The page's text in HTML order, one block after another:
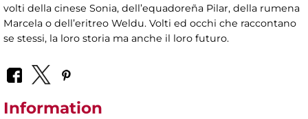
volti della cinese Sonia, dell’equadoreña Pilar, della rumena
Marcela o dell’eritreo Weldu. Volti ed occhi che raccontano
se stessi, la loro storia ma anche il loro futuro.
Information